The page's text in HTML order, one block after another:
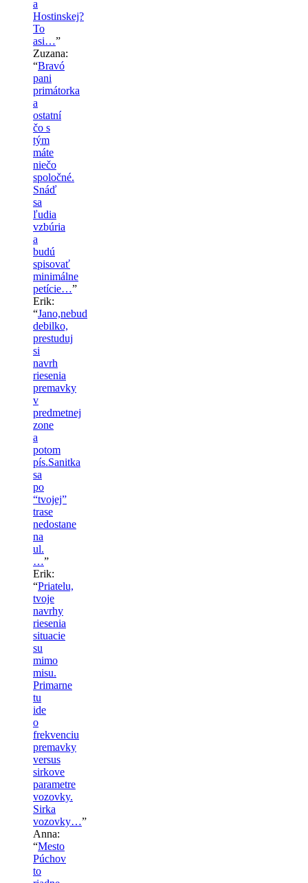
a
Hostinskej?
To
asi…”
Zuzana:
“Bravó
pani
primátorka
a
ostatní
čo s
tým
máte
niečo
spoločné.
Snáď
sa
ľudia
vzbúria
a
budú
spisovať
minimálne
petície…”
Erik:
“Jano,nebud
debilko,
prestuduj
si
navrh
riesenia
premavky
v
predmetnej
zone
a
potom
pís.Sanitka
sa
po
“tvojej”
trase
nedostane
na
ul.
…”
Erik:
“Priatelu,
tvoje
navrhy
riesenia
situacie
su
mimo
misu.
Primarne
tu
ide
o
frekvenciu
premavky
versus
sirkove
parametre
vozovky.
Sirka
vozovky…”
Anna:
“Mesto
Púchov
to